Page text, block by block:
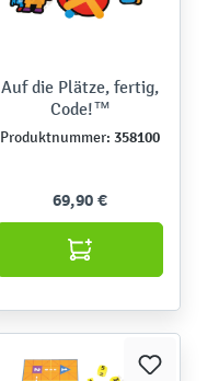
Auf die Plätze, fertig,
Code!™
Produktnummer: 358100
69,90 €